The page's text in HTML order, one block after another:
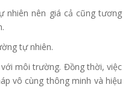
nhiên nên giá cả cũng tương
tự nhiên.
môi trường. Đồng thời, việc
vô cùng thông minh và hiệu